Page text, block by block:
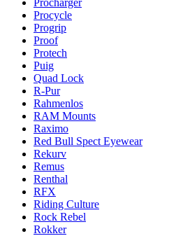
Procharger
Procycle
Progrip
Proof
Protech
Puig
Quad Lock
R-Pur
Rahmenlos
RAM Mounts
Raximo
Red Bull Spect Eyewear
Rekurv
Remus
Renthal
RFX
Riding Culture
Rock Rebel
Rokker